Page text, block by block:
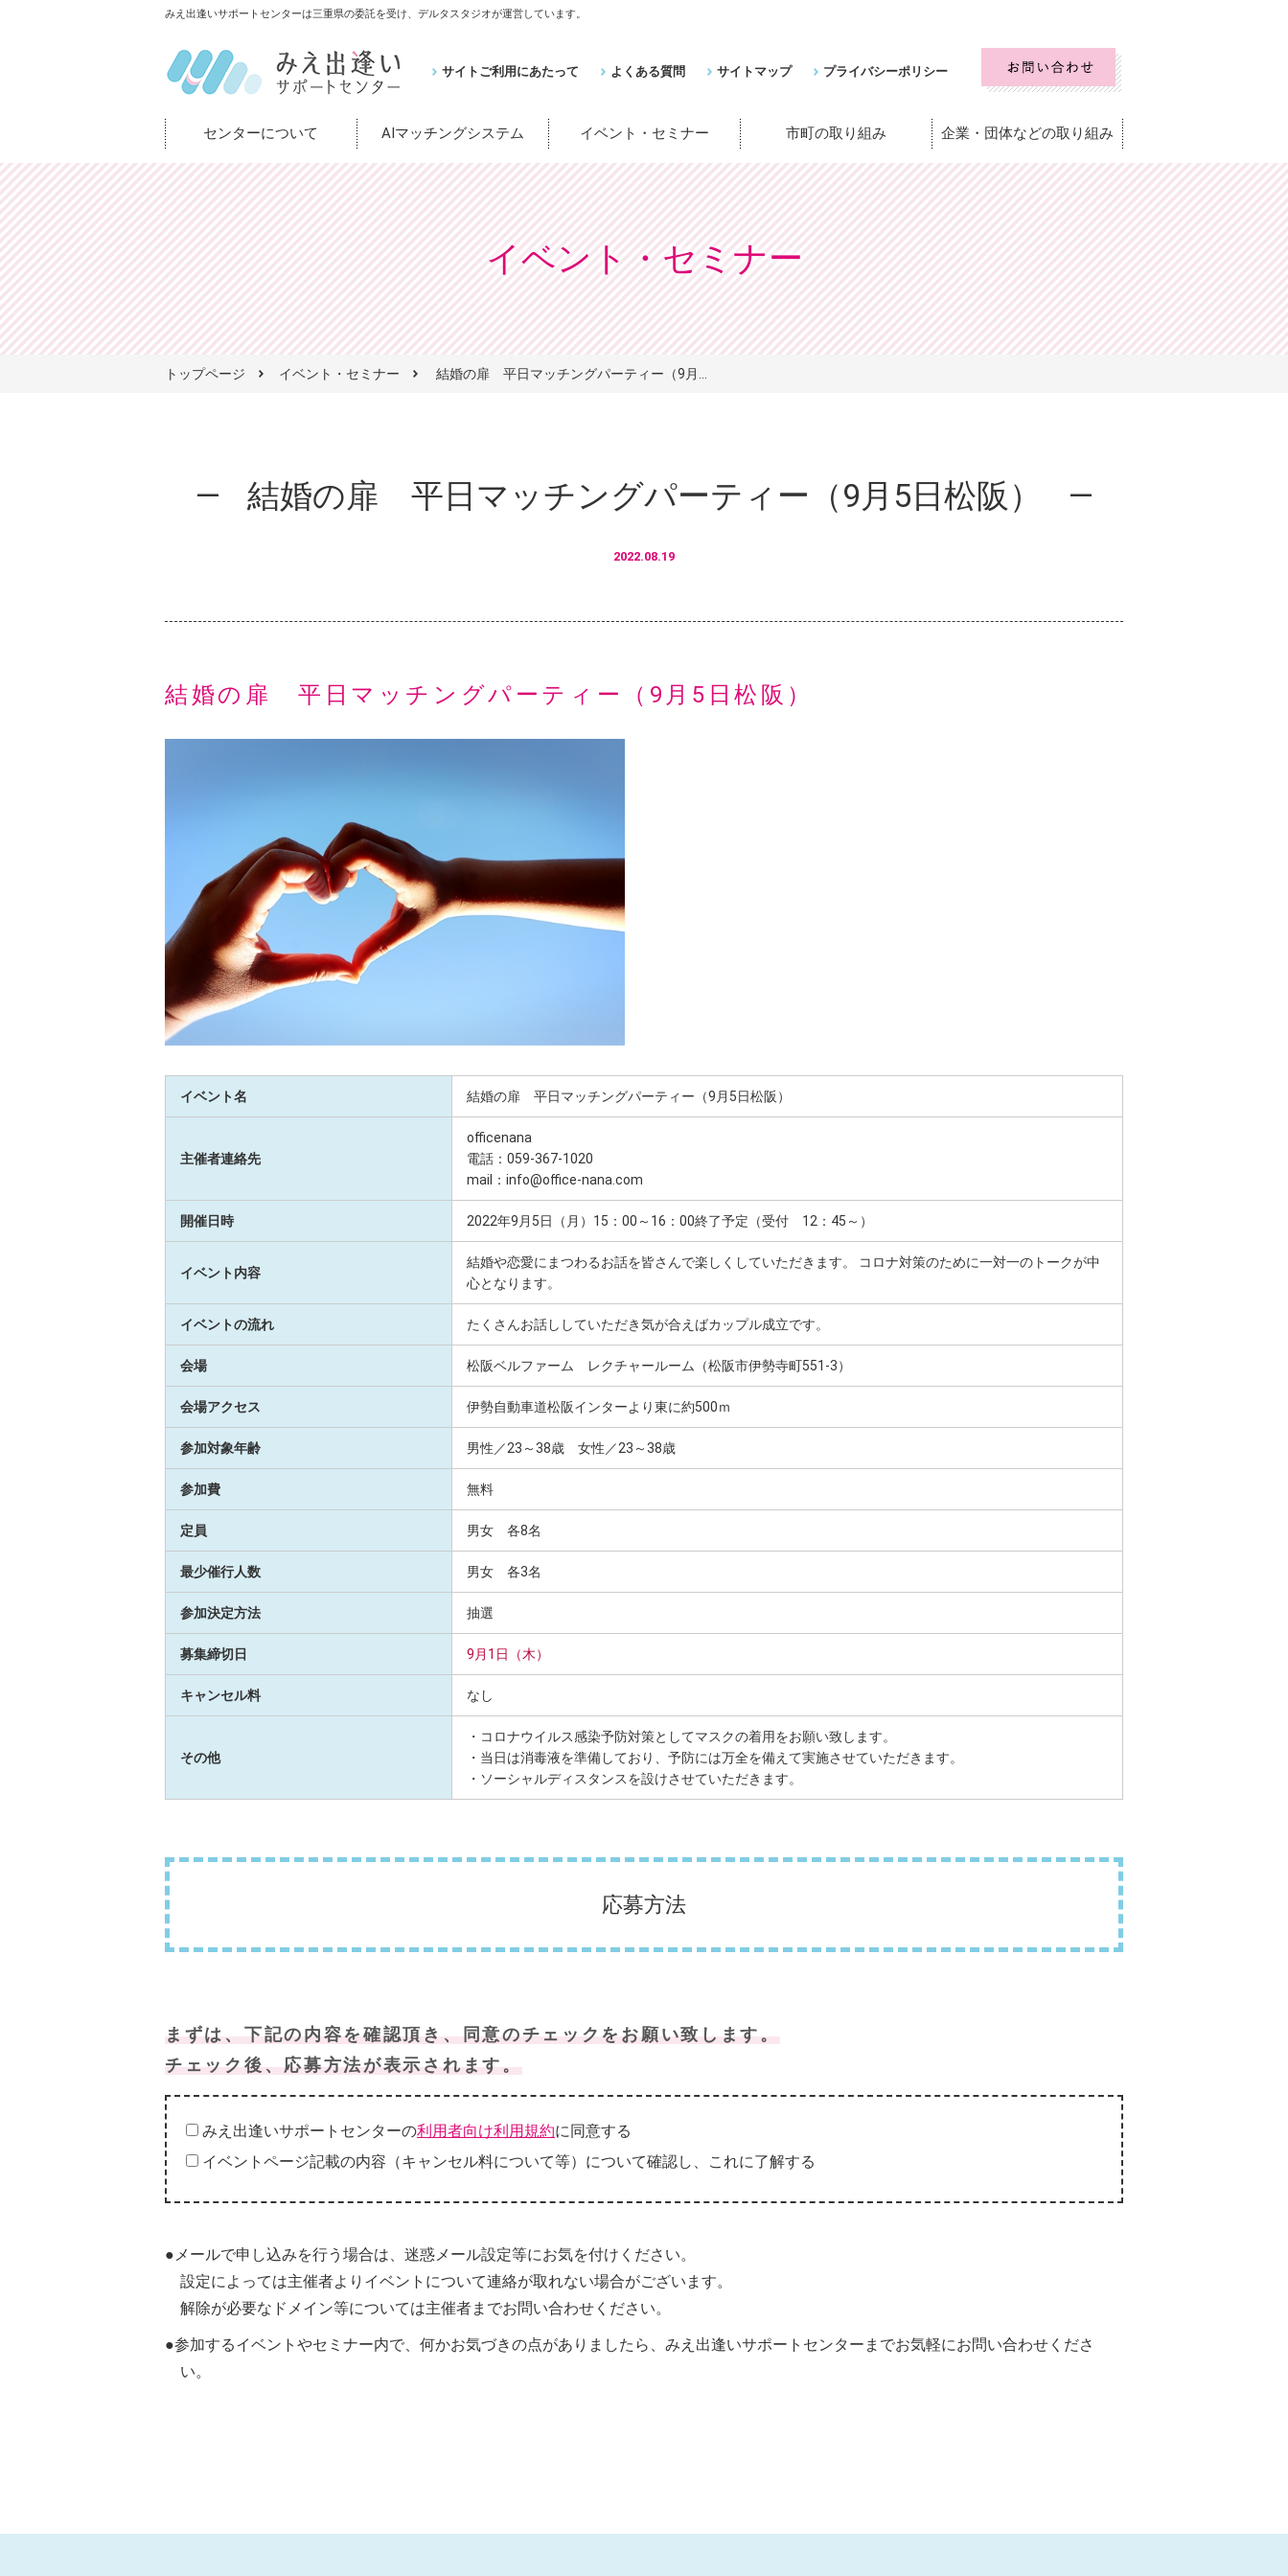
みえ出逢いサポートセンターは三重県の委託を受け、デルタスタジオが運営しています。
サイトご利用にあたって よくある質問 サイトマップ プライバシーポリシー
センターについて AIマッチングシステム イベント・セミナー 市町の取り組み 企業・団体などの取り組み
イベント・セミナー
トップページ イベント・セミナー 結婚の扉 平日マッチングパーティー（9月...
結婚の扉 平日マッチングパーティー（9月5日松阪）
2022.08.19
結婚の扉 平日マッチングパーティー（9月5日松阪）
イベント名 結婚の扉 平日マッチングパーティー（9月5日松阪）
主催者連絡先
officenana
電話：059-367-1020
mail：info@office-nana.com
開催日時 2022年9月5日（月）15：00～16：00終了予定（受付 12：45～）
イベント内容
結婚や恋愛にまつわるお話を皆さんで楽しくしていただきます。 コロナ対策のために一対一のトークが中
心となります。
イベントの流れ たくさんお話ししていただき気が合えばカップル成立です。
会場 松阪ベルファーム レクチャールーム（松阪市伊勢寺町551-3）
会場アクセス 伊勢自動車道松阪インターより東に約500ｍ
参加対象年齢 男性／23～38歳 女性／23～38歳
参加費 無料
定員 男女 各8名
最少催行人数 男女 各3名
参加決定方法 抽選
募集締切日 9月1日（木）
キャンセル料 なし
その他
・コロナウイルス感染予防対策としてマスクの着用をお願い致します。
・当日は消毒液を準備しており、予防には万全を備えて実施させていただきます。
・ソーシャルディスタンスを設けさせていただきます。
応募方法
まずは、下記の内容を確認頂き、同意のチェックをお願い致します。
チェック後、応募方法が表示されます。
みえ出逢いサポートセンターの利用者向け利用規約に同意する
イベントページ記載の内容（キャンセル料について等）について確認し、これに了解する
●メールで申し込みを行う場合は、迷惑メール設定等にお気を付けください。
設定によっては主催者よりイベントについて連絡が取れない場合がございます。
解除が必要なドメイン等については主催者までお問い合わせください。
●参加するイベントやセミナー内で、何かお気づきの点がありましたら、みえ出逢いサポートセンターまでお気軽にお問い合わせくださ
い。